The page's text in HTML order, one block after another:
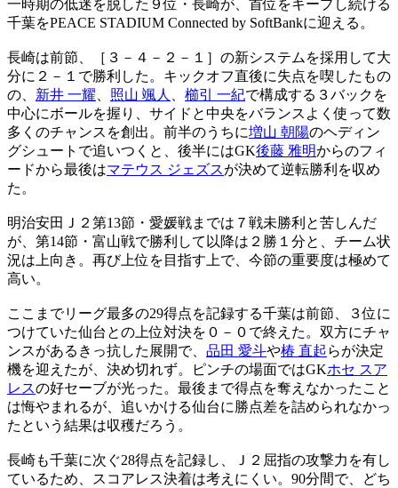
一時期の低迷を脱した９位・長崎が、首位をキープし続ける
千葉をPEACE STADIUM Connected by SoftBankに迎える。
長崎は前節、［３－４－２－１］の新システムを採用して大
分に２－１で勝利した。キックオフ直後に失点を喫したもの
の、 新井 一耀 照山 颯人 櫛引 一紀で構成する３バックを
中心にボールを握り、サイドと中央をバランスよく使って数
多くのチャンスを創出。前半のうちに増山 朝陽のヘディン
グシュートで追いつくと、後半にはGK後藤 雅明からのフィ
ードから最後はマテウス ジェズスが決めて逆転勝利を収め
た。
明治安田Ｊ２第13節・愛媛戦までは７戦未勝利と苦しんだ
が、第14節・富山戦で勝利して以降は２勝１分と、チーム状
況は上向き。再び上位を目指す上で、今節の重要度は極めて
高い。
ここまでリーグ最多の29得点を記録する千葉は前節、３位に
つけていた仙台との上位対決を０－０で終えた。双方にチャ
ンスがあるきっ抗した展開で、 品田 愛斗や椿 直起らが決定
機を迎えたが、決め切れず。ピンチの場面ではGKホセ スア
レスの好セーブが光った。最後まで得点を奪えなかったこと
は悔やまれるが、追いかける仙台に勝点差を詰められなかっ
たという結果は収穫だろう。
長崎も千葉に次ぐ28得点を記録し、Ｊ２屈指の攻撃力を有し
ているため、スコアレス決着は考えにくい。90分間で、どち